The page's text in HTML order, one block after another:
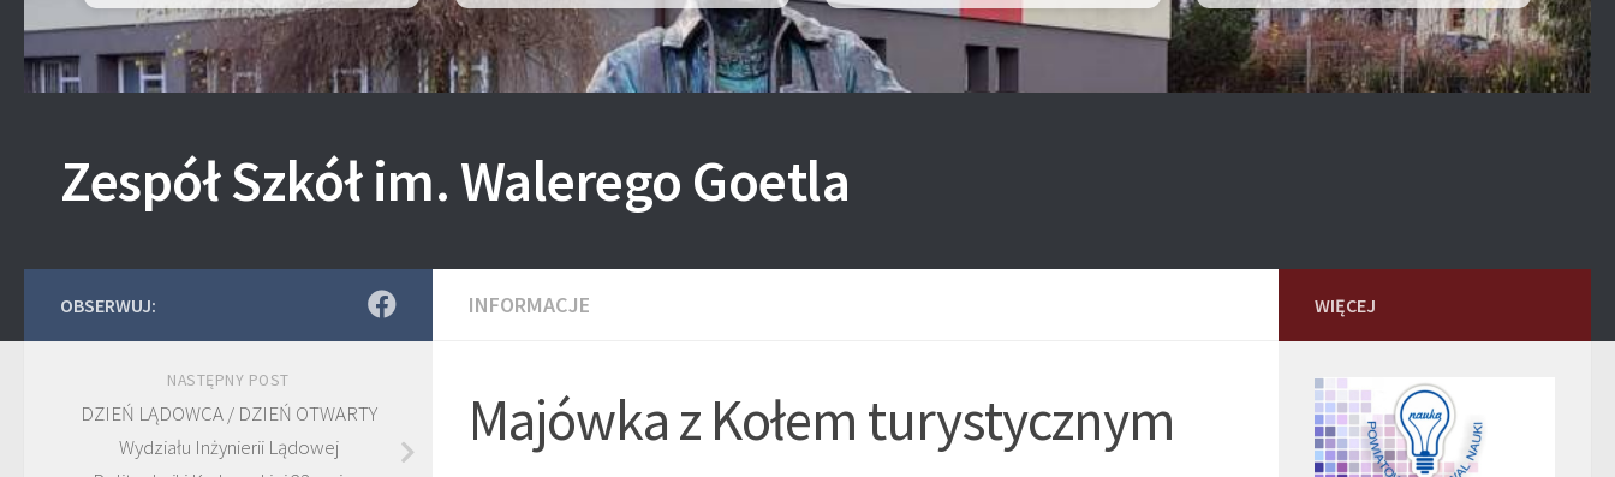
Zespół Szkół im. Walerego Goetla
INFORMACJE
Majówka z Kołem turystycznym
OBSERWUJ:
NASTĘPNY POST
DZIEŃ LĄDOWCA / DZIEŃ OTWARTY
Wydziału Inżynierii Lądowej
WIĘCEJ